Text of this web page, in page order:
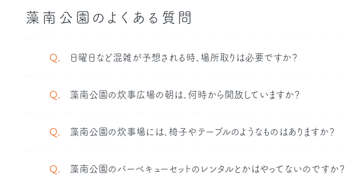
藻南公園のよくある質問
Q, 日曜日など混雑が予想される時、場所取りは必要ですか？
Q, 藻南公園の炊事広場の朝は、何時から開放していますか？
Q, 藻南公園の炊事場には、椅子やテーブルのようなものはありますか？
Q, 藻南公園のバーベキューセットのレンタルとかはやってないのですか？